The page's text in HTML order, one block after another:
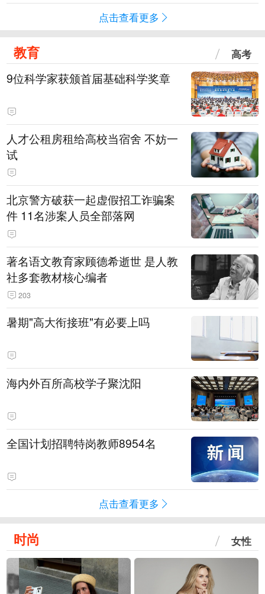
点击查看更多
教育 高考
9位科学家获颁首届基础科学奖章
人才公租房租给高校当宿舍 不妨一
试
北京警方破获一起虚假招工诈骗案
件 11名涉案人员全部落网
著名语文教育家顾德希逝世 是人教
社多套教材核心编者
203
暑期"高大衔接班"有必要上吗
海内外百所高校学子聚沈阳
全国计划招聘特岗教师8954名
点击查看更多
时尚 女性